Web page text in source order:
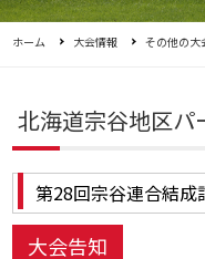
ホーム 大会情報 その他の大
北海道宗谷地区
第28回宗谷連合結成
大会告知